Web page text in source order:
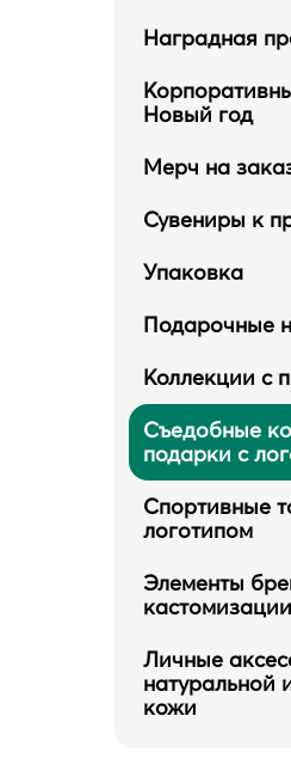
Наградная
Новый год
Мерч на
Сувениры к
Упаковка
Подарочные
Коллекции с
Съедобные
подарки с
Спортивные
логотипом
Элементы
кастомизации
Личные
натуральной
кожи